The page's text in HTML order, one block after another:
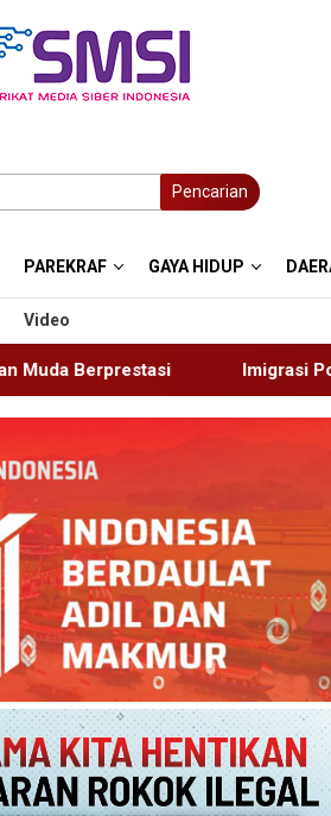
Pencarian
PAREKRAF GAYA HIDUP
Video
Imigrasi Ponorogo Deportasi Satu